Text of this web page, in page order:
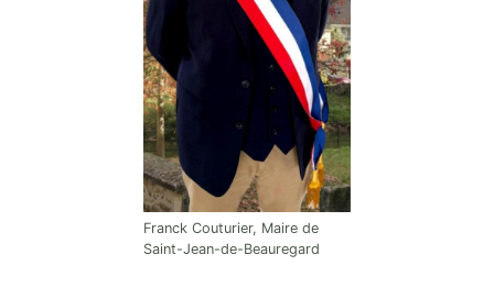
Franck Couturier, Maire de
Saint-Jean-de-Beauregard